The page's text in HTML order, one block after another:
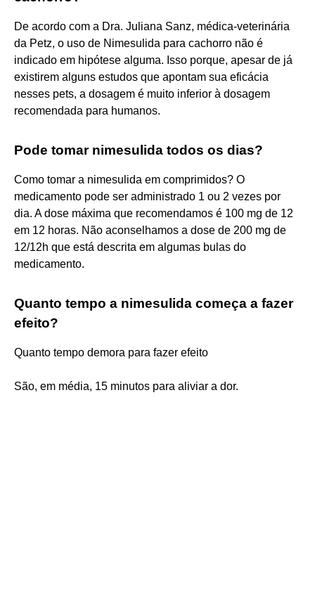
De acordo com a Dra. Juliana Sanz, médica-veterinária
da Petz, o uso de Nimesulida para cachorro não é
indicado em hipótese alguma. Isso porque, apesar de já
existirem alguns estudos que apontam sua eficácia
nesses pets, a dosagem é muito inferior à dosagem
recomendada para humanos.
Pode tomar nimesulida todos os dias?
Como tomar a nimesulida em comprimidos? O
medicamento pode ser administrado 1 ou 2 vezes por
dia. A dose máxima que recomendamos é 100 mg de 12
em 12 horas. Não aconselhamos a dose de 200 mg de
12/12h que está descrita em algumas bulas do
medicamento.
Quanto tempo a nimesulida começa a fazer
efeito?
Quanto tempo demora para fazer efeito
São, em média, 15 minutos para aliviar a dor.